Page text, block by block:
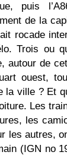
puis
de la
rocade
Trois ou
autour de
ouest,
la ville ? Et
Les
les
les autres,
(IGN no